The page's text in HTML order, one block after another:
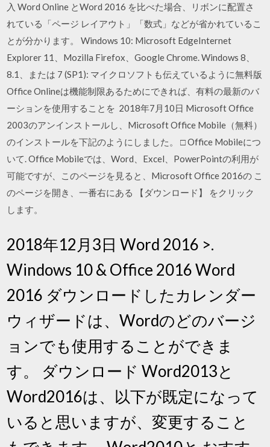
入 Word Online とWord 2016 を比べた場合、リボンに配置さ
れている「ページ レイアウト」「数式」などが省かれているこ
とが分かります。 Windows 10: Microsoft EdgeInternet
Explorer 11、Mozilla Firefox、Google Chrome. Windows 8、
8.1、または 7 (SP1): マイクロソフトも伝えているように無料版
Office Onlineは機能制限あるためにできれば、有料の最新のバ
ーションを使用することを 2018年7月10日 Microsoft Office
2003のアンインストールし、Microsoft Office Mobile（無料）
のインストールを下記のようにしました。 □ Office Mobileにつ
いて. Office Mobileでは、Word、Excel、PowerPointの利用が
可能ですが、このページを見ると、Microsoft Office 2016の こ
のページを開き、一番右にある 【ダウンロード】 をクリック
します。
2018年12月3日 Word 2016 >.
Windows 10 & Office 2016 Word
2016 ダウンロードしたカレンダー
ウィザードは、Wordのどのバージ
ョンでも使用することができま
す。 ダウンロード Word2013と
Word2016は、以下が既定になって
いると思いますが、変更すること